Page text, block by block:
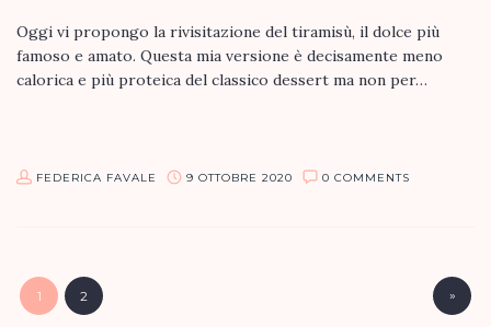
Oggi vi propongo la rivisitazione del tiramisù, il dolce più
famoso e amato. Questa mia versione è decisamente meno
calorica e più proteica del classico dessert ma non per…
FEDERICA FAVALE 9 OTTOBRE 2020 0 COMMENTS
1 2 »